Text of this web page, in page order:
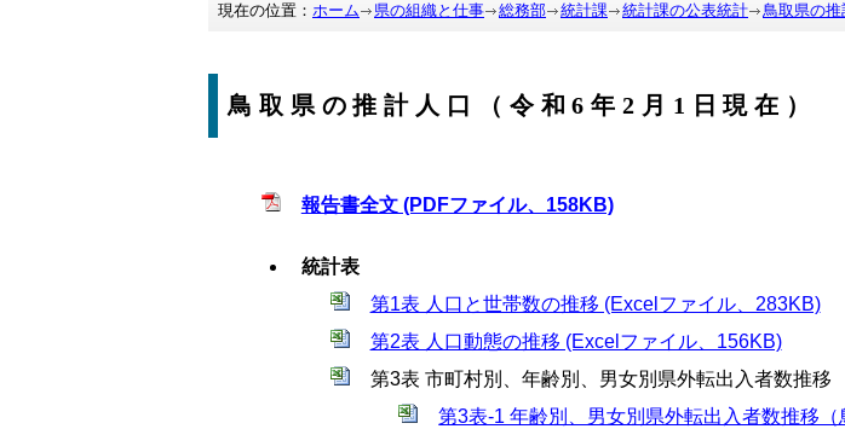
現在の位置： ホーム 県の組織と仕事 総務部 統計課 統計課の公表統計 鳥取県の推
鳥取県の推計人口（令和6年2月1日現在）
報告書全文 (PDFファイル、158KB)
統計表
第1表 人口と世帯数の推移 (Excelファイル、283KB)
第2表 人口動態の推移 (Excelファイル、156KB)
第3表 市町村別、年齢別、男女別県外転出入者数推移
第3表-1 年齢別、男女別県外転出入者数推移